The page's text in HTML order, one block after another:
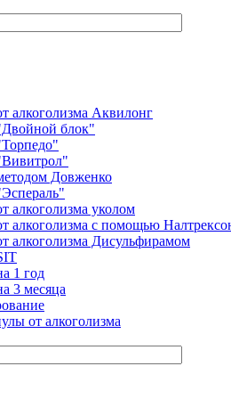
алкоголизма Аквилонг
блок"
Довженко
алкоголизма уколом
алкоголизма с помощью
алкоголизма Дисульфирамом
1 год
3 месяца
от алкоголизма